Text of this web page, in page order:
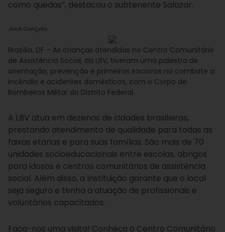
como quedas”, destacou o subtenente Salazar.
José Gonçalo
Brasília, DF – As crianças atendidas no Centro Comunitário
de Assistência Social, da LBV, tiveram uma palestra de
orientação, prevenção e primeiros socorros no combate a
incêndio e acidentes domésticos, com o Corpo de
Bombeiros Militar do Distrito Federal.
A LBV atua em dezenas de cidades brasileiras,
prestando atendimento de qualidade para todas as
faixas etárias e para suas famílias. São mais de 70
unidades socioeducacionais entre escolas, abrigos
para idosos e centros comunitários de assistência
social. Além disso, a Instituição garante que o local
seja seguro e tenha a atuação de profissionais e
voluntários capacitados.
Faça-nos uma visita! Conheça o Centro Comunitário